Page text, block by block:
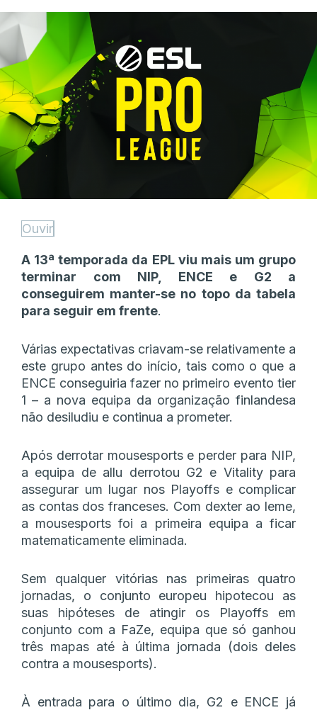
Ouvir
A 13ª temporada da EPL viu mais um grupo
terminar com NIP, ENCE e G2 a
conseguirem manter-se no topo da tabela
para seguir em frente.
Várias expectativas criavam-se relativamente a
este grupo antes do início, tais como o que a
ENCE conseguiria fazer no primeiro evento tier
1 – a nova equipa da organização finlandesa
não desiludiu e continua a prometer.
Após derrotar mousesports e perder para NIP,
a equipa de allu derrotou G2 e Vitality para
assegurar um lugar nos Playoffs e complicar
as contas dos franceses. Com dexter ao leme,
a mousesports foi a primeira equipa a ficar
matematicamente eliminada.
Sem qualquer vitórias nas primeiras quatro
jornadas, o conjunto europeu hipotecou as
suas hipóteses de atingir os Playoffs em
conjunto com a FaZe, equipa que só ganhou
três mapas até à última jornada (dois deles
contra a mousesports).
À entrada para o último dia, G2 e ENCE já